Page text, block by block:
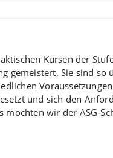
Kursen der
gemeistert. Sie sind
und sich den
wir der ASG-